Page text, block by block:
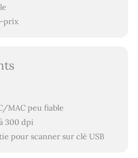
prix
MAC peu fiable
300 dpi
pour scanner sur clé USB